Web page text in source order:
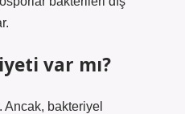
var mı?
bakteriyel